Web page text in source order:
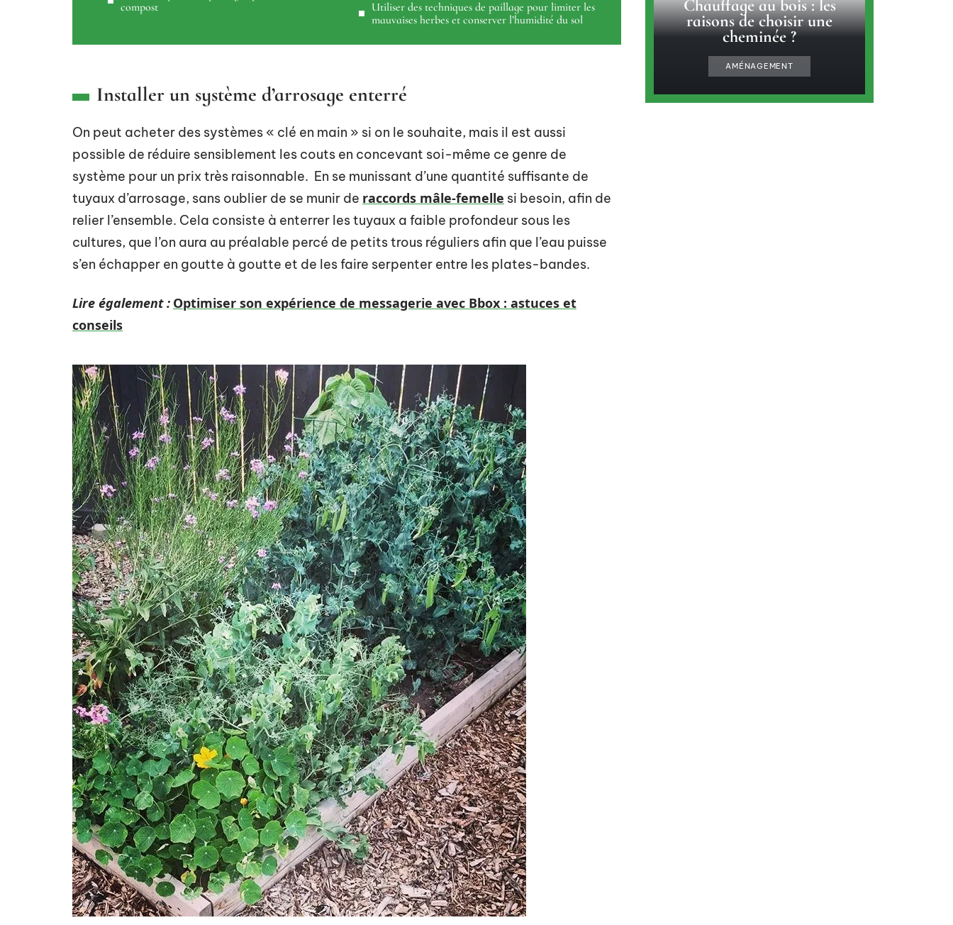
compost
Utiliser des techniques de paillage pour limiter les
mauvaises herbes et conserver l’humidité du sol
Installer un système d’arrosage enterré
On peut acheter des systèmes « clé en main » si on le souhaite, mais il est aussi
possible de réduire sensiblement les couts en concevant soi-même ce genre de
système pour un prix très raisonnable. En se munissant d’une quantité suffisante de
tuyaux d’arrosage, sans oublier de se munir de raccords mâle-femelle si besoin, afin de
relier l’ensemble. Cela consiste à enterrer les tuyaux a faible profondeur sous les
cultures, que l’on aura au préalable percé de petits trous réguliers afin que l’eau puisse
s’en échapper en goutte à goutte et de les faire serpenter entre les plates-bandes.
Lire également : Optimiser son expérience de messagerie avec Bbox : astuces et
conseils
Chauffage au bois : les
raisons de choisir une
cheminée ?
AMÉNAGEMENT